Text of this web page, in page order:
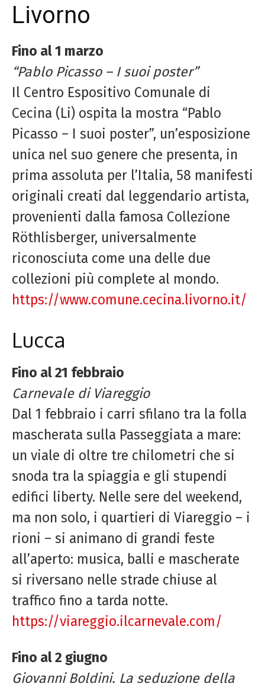
Livorno
Fino al 1 marzo
“Pablo Picasso – I suoi poster”
Il Centro Espositivo Comunale di
Cecina (Li) ospita la mostra “Pablo
Picasso – I suoi poster”, un’esposizione
unica nel suo genere che presenta, in
prima assoluta per l’Italia, 58 manifesti
originali creati dal leggendario artista,
provenienti dalla famosa Collezione
Röthlisberger, universalmente
riconosciuta come una delle due
collezioni più complete al mondo.
https://www.comune.cecina.livorno.it/
Lucca
Fino al 21 febbraio
Carnevale di Viareggio
Dal 1 febbraio i carri sfilano tra la folla
mascherata sulla Passeggiata a mare:
un viale di oltre tre chilometri che si
snoda tra la spiaggia e gli stupendi
edifici liberty. Nelle sere del weekend,
ma non solo, i quartieri di Viareggio – i
rioni – si animano di grandi feste
all’aperto: musica, balli e mascherate
si riversano nelle strade chiuse al
traffico fino a tarda notte.
https://viareggio.ilcarnevale.com/
Fino al 2 giugno
Giovanni Boldini. La seduzione della